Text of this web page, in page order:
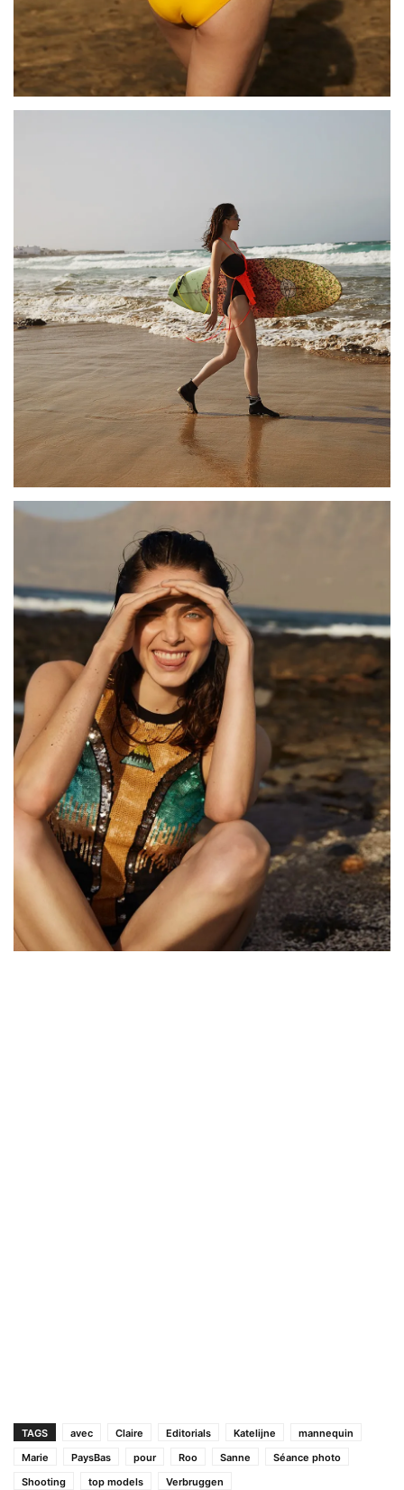
TAGS avec Claire Editorials Katelijne
mannequin
Marie
PaysBas pour Roo Sanne
Séance photo
Shooting
top models Verbruggen